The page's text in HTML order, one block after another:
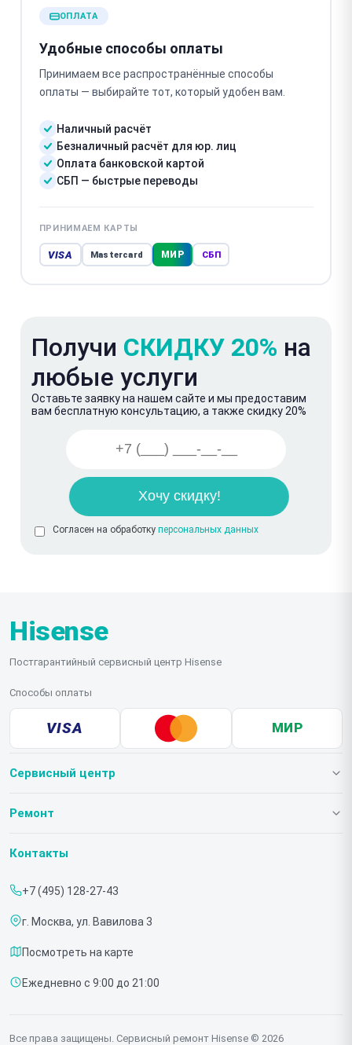
ОПЛАТА
Удобные способы оплаты
Принимаем все распространённые способы
оплаты — выбирайте тот, который удобен вам.
Наличный расчёт
Безналичный расчёт для юр. лиц
Оплата банковской картой
СБП — быстрые переводы
ПРИНИМАЕМ КАРТЫ
VISA Mastercard МИР СБП
Получи СКИДКУ 20% на
любые услуги
Оставьте заявку на нашем сайте и мы предоставим
вам бесплатную консультацию, а также скидку 20%
Согласен на обработку персональных данных
Hisense
Постгарантийный сервисный центр Hisense
Способы оплаты
VISA МИР
Сервисный центр
О нашем сервисе
Срочный ремонт
Доставка и способы оплаты
Диагностика
Контакты
Ремонт
Телевизоров
Контакты
+7 (495) 128-27-43
г. Москва, ул. Вавилова 3
Посмотреть на карте
Ежедневно с 9:00 до 21:00
Все права защищены. Сервисный ремонт Hisense © 2026